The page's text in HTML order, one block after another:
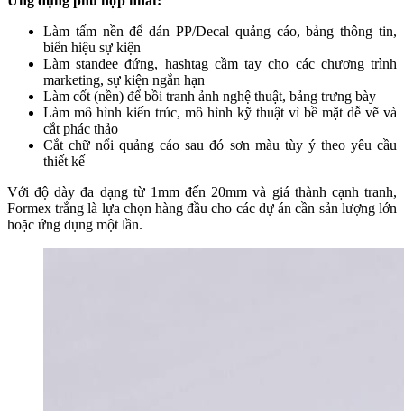
Làm tấm nền để dán PP/Decal quảng cáo, bảng thông tin,
biển hiệu sự kiện
Làm standee đứng, hashtag cầm tay cho các chương trình
marketing, sự kiện ngắn hạn
Làm cốt (nền) để bồi tranh ảnh nghệ thuật, bảng trưng bày
Làm mô hình kiến trúc, mô hình kỹ thuật vì bề mặt dễ vẽ và
cắt phác thảo
Cắt chữ nổi quảng cáo sau đó sơn màu tùy ý theo yêu cầu
thiết kế
Với độ dày đa dạng từ 1mm đến 20mm và giá thành cạnh tranh,
Formex trắng là lựa chọn hàng đầu cho các dự án cần sản lượng lớn
hoặc ứng dụng một lần.